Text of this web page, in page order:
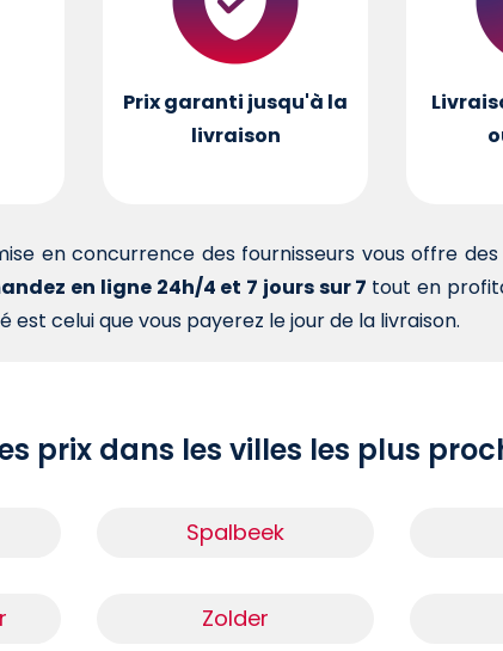
Prix garanti jusqu'à la
livraison
en concurrence des fournisseurs vous offre
en ligne 24h/4 et 7 jours sur 7 tout en
celui que vous payerez le jour de la livraison.
prix dans les villes les plus
Spalbeek
Zolder